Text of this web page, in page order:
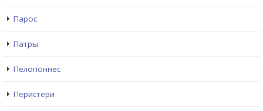
Парос
Патры
Пелопоннес
Перистери